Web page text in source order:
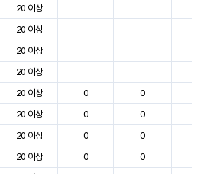
20 이상
20 이상
20 이상
20 이상
20 이상 0 0
20 이상 0 0
20 이상 0 0
20 이상 0 0